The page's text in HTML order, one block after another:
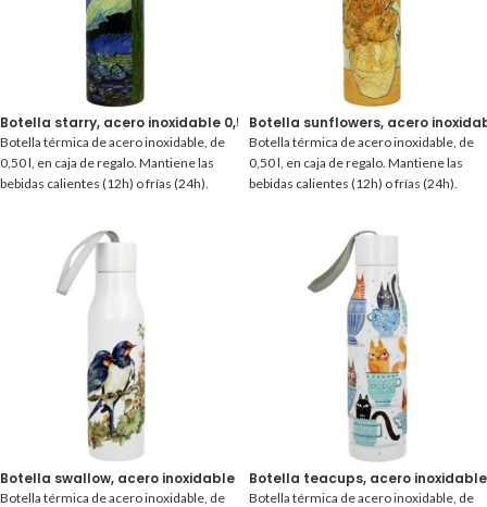
Botella starry, acero inoxidable 0,50 l.
Botella térmica de acero inoxidable, de
0,50 l, en caja de regalo. Mantiene las
bebidas calientes (12h) o frías (24h).
Botella sunflowers, acero
Botella térmica de acero inoxidable, de
0,50 l, en caja de regalo. Mantiene las
bebidas calientes (12h) o frías (24h).
Botella swallow, acero inoxidable 0,50 l.
Botella térmica de acero inoxidable, de
Botella teacups, acero inoxidable
Botella térmica de acero inoxidable, de